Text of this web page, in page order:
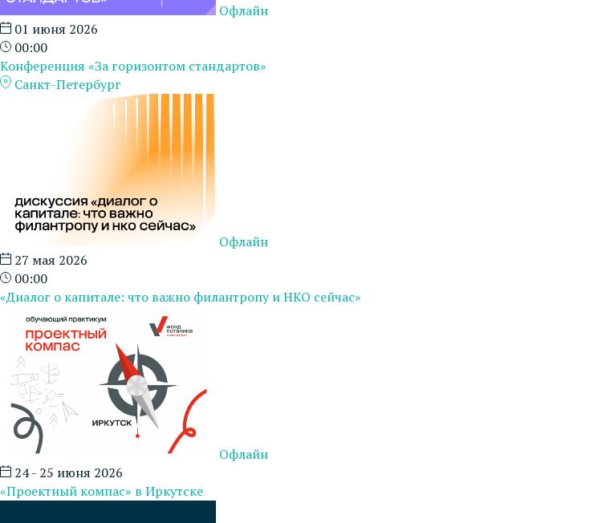
Офлайн
01 июня 2026
00:00
Конференция «За горизонтом стандартов»
Санкт-Петербург
Офлайн
27 мая 2026
00:00
«Диалог о капитале: что важно филантропу и НКО сейчас»
Офлайн
24 - 25 июня 2026
«Проектный компас» в Иркутске